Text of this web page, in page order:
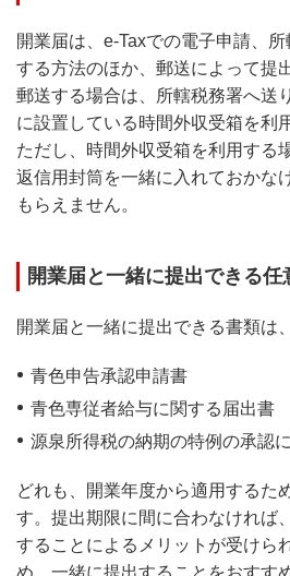
開業届は、e-Taxでの電子申請、
する方法のほか、郵送によって提
郵送する場合は、所轄税務署へ送
に設置している時間外収受箱を利
ただし、時間外収受箱を利用する
返信用封筒を一緒に入れておかな
もらえません。
開業届と一緒に提出できる任
開業届と一緒に提出できる書類は
青色申告承認申請書
青色専従者給与に関する届出書
源泉所得税の納期の特例の承認
どれも、開業年度から適用するた
す。提出期限に間に合わなければ
することによるメリットが受けら
め、一緒に提出することをおすす